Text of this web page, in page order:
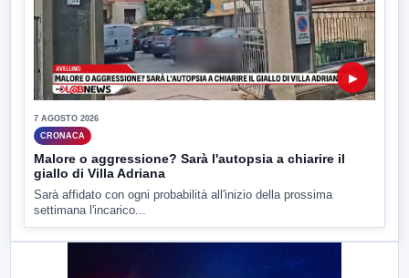
▶
7 AGOSTO 2026
CRONACA
Malore o aggressione? Sarà l'autopsia a chiarire il
giallo di Villa Adriana
Sarà affidato con ogni probabilità all'inizio della prossima
settimana l'incarico...